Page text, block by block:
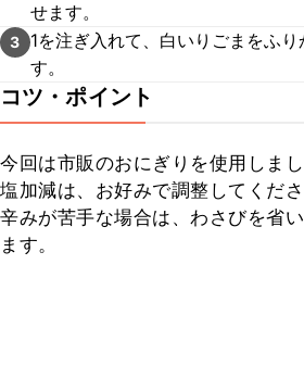
せます。
3
1を注ぎ入れて、白いりごまをふ
す。
コツ・ポイント
今回は市販のおにぎりを使用しまし
塩加減は、お好みで調整してくださ
辛みが苦手な場合は、わさびを省
ます。